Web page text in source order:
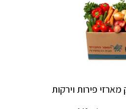
פירות וירקות